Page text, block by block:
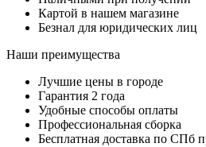
Картой в нашем магазине
Безнал для юридических лиц
Наши преимущества
Лучшие цены в городе
Гарантия 2 года
Удобные способы оплаты
Профессиональная сборка
Бесплатная доставка по СПб